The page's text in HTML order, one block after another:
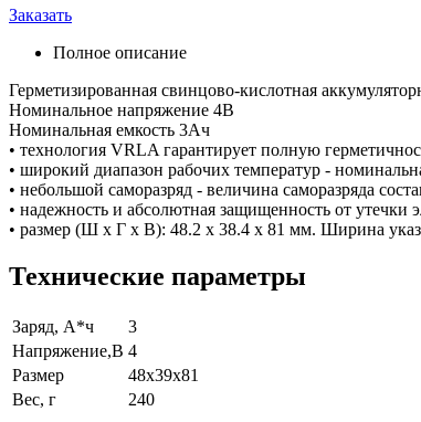
Заказать
Полное описание
Герметизированная свинцово-кислотная
Номинальное напряжение 4В
Номинальная емкость 3Ач
• технология VRLA гарантирует полную
• широкий диапазон рабочих температур -
• небольшой саморазряд - величина саморазряда
• надежность и абсолютная защищенность от утечки
• размер (Ш х Г х В): 48.2 х 38.4 х 81 мм. Ширина
Технические параметры
Заряд, А*ч
3
Напряжение,В 4
Размер
48x39x81
Вес, г
240